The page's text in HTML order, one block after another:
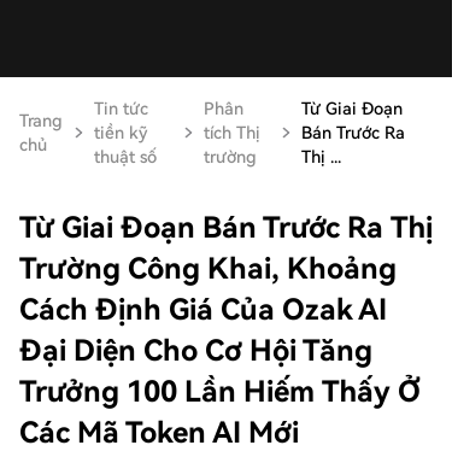
Trang
chủ
Tin tức
tiền kỹ
thuật số
Phân
tích Thị
trường
Từ Giai Đoạn
Bán Trước Ra
Thị ...
Từ Giai Đoạn Bán Trước Ra Thị
Trường Công Khai, Khoảng
Cách Định Giá Của Ozak AI
Đại Diện Cho Cơ Hội Tăng
Trưởng 100 Lần Hiếm Thấy Ở
Các Mã Token AI Mới